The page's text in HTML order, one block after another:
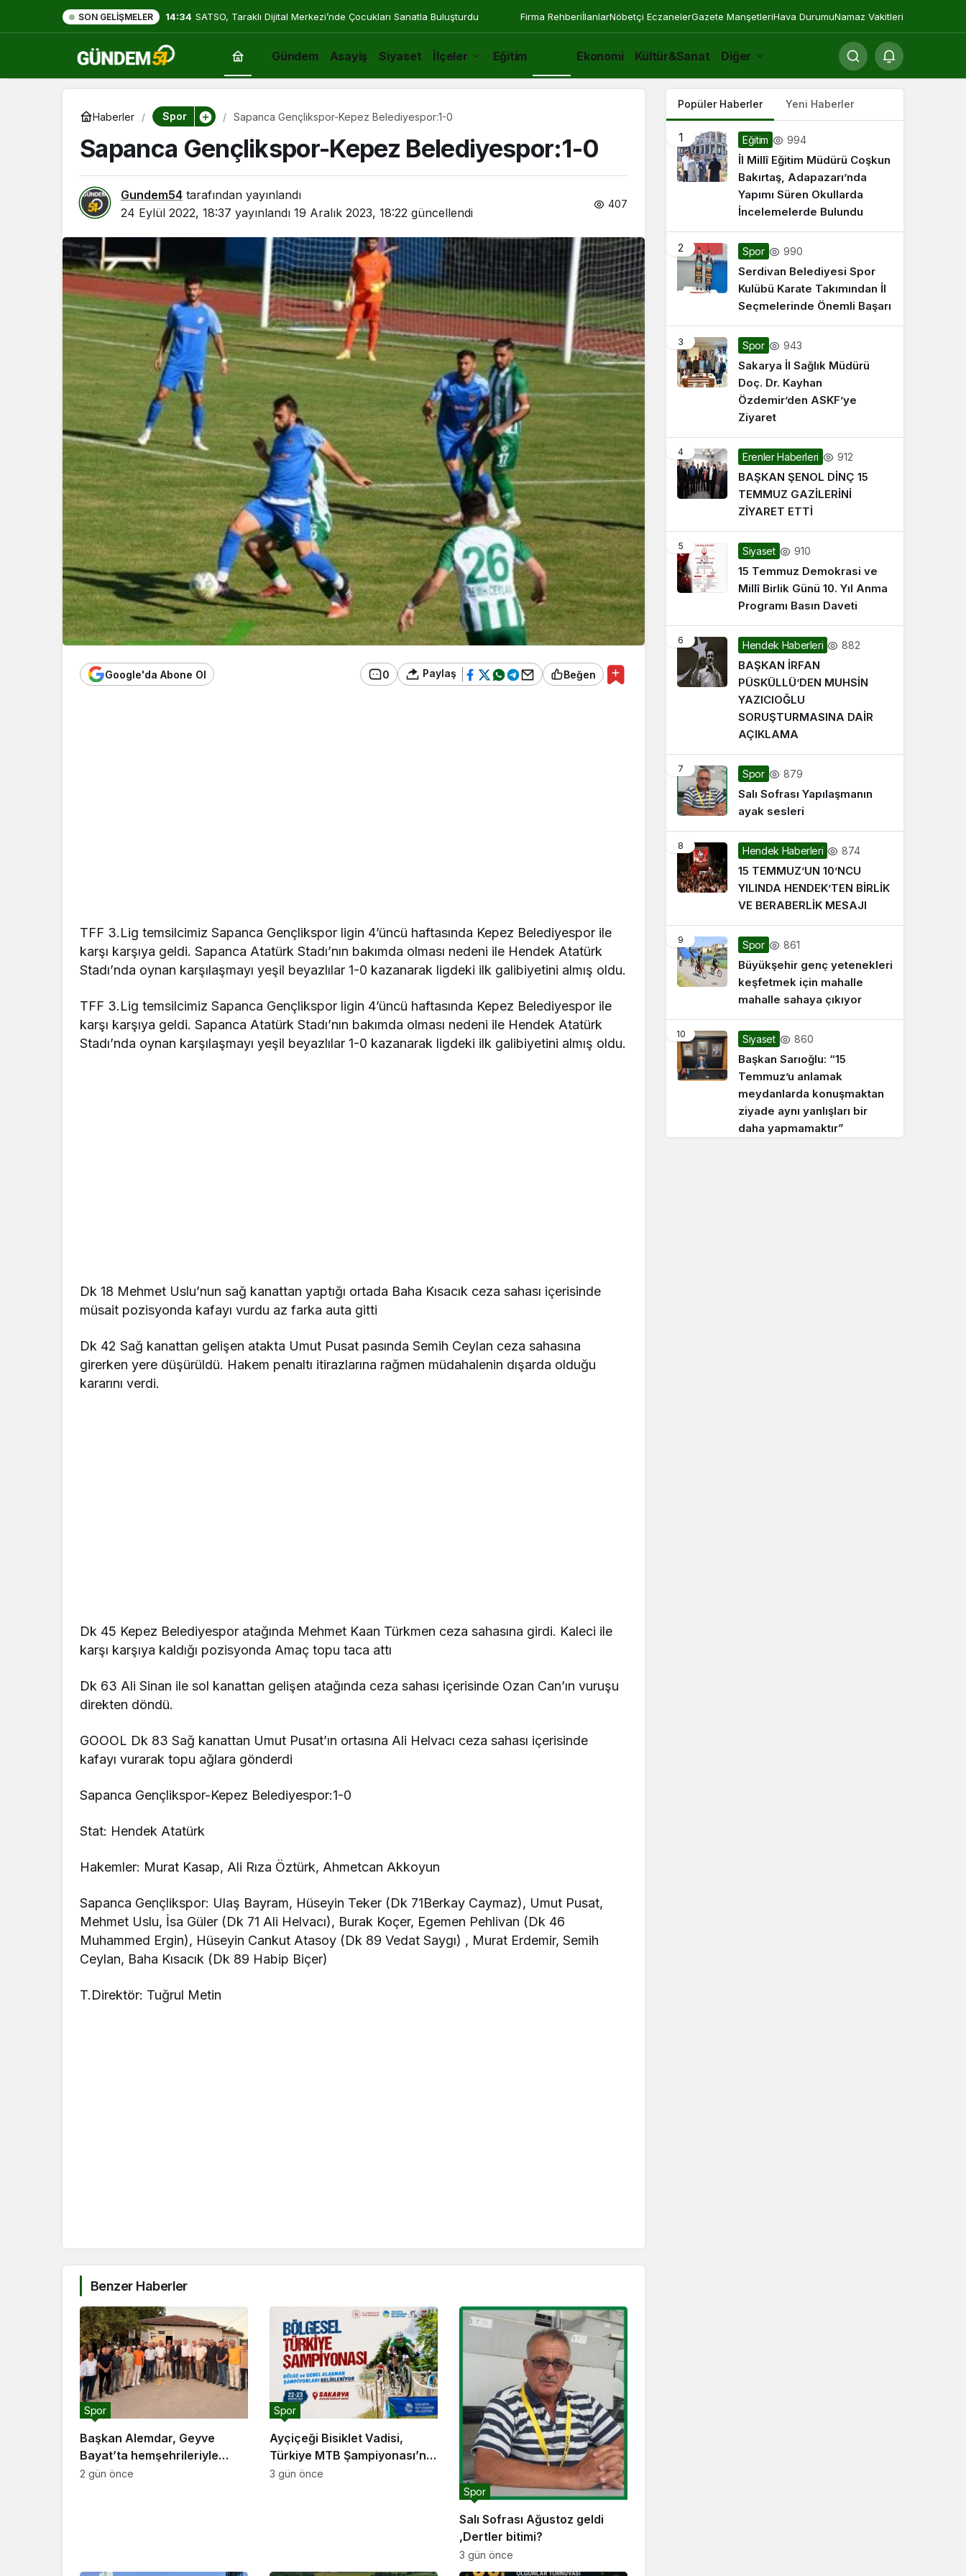
SON GELIŞMELER 14:34 SATSO, Taraklı Dijital Merkezi’nde Çocukları Sanatla Buluşturdu Firma RehberiİlanlarNöbetçi EczanelerGazete ManşetleriHava DurumuNamaz Vakitleri
Gündem Asayiş Siyaset İlçeler Eğitim Ekonomi Kültür&Sanat Diğer
Haberler Spor Sapanca Gençlikspor-Kepez Belediyespor:1-0
Sapanca Gençlikspor-Kepez Belediyespor:1-0
Gundem54 tarafından yayınlandı
24 Eylül 2022, 18:37 yayınlandı 19 Aralık 2023, 18:22 güncellendi
407
Google'da Abone Ol 0 Paylaş Beğen
TFF 3.Lig temsilcimiz Sapanca Gençlikspor ligin 4’üncü haftasında Kepez Belediyespor ile
karşı karşıya geldi. Sapanca Atatürk Stadı’nın bakımda olması nedeni ile Hendek Atatürk
Stadı’nda oynan karşılaşmayı yeşil beyazlılar 1-0 kazanarak ligdeki ilk galibiyetini almış oldu.
TFF 3.Lig temsilcimiz Sapanca Gençlikspor ligin 4’üncü haftasında Kepez Belediyespor ile
karşı karşıya geldi. Sapanca Atatürk Stadı’nın bakımda olması nedeni ile Hendek Atatürk
Stadı’nda oynan karşılaşmayı yeşil beyazlılar 1-0 kazanarak ligdeki ilk galibiyetini almış oldu.
Dk 18 Mehmet Uslu’nun sağ kanattan yaptığı ortada Baha Kısacık ceza sahası içerisinde
müsait pozisyonda kafayı vurdu az farka auta gitti
Dk 42 Sağ kanattan gelişen atakta Umut Pusat pasında Semih Ceylan ceza sahasına
girerken yere düşürüldü. Hakem penaltı itirazlarına rağmen müdahalenin dışarda olduğu
kararını verdi.
Dk 45 Kepez Belediyespor atağında Mehmet Kaan Türkmen ceza sahasına girdi. Kaleci ile
karşı karşıya kaldığı pozisyonda Amaç topu taca attı
Dk 63 Ali Sinan ile sol kanattan gelişen atağında ceza sahası içerisinde Ozan Can’ın vuruşu
direkten döndü.
GOOOL Dk 83 Sağ kanattan Umut Pusat’ın ortasına Ali Helvacı ceza sahası içerisinde
kafayı vurarak topu ağlara gönderdi
Sapanca Gençlikspor-Kepez Belediyespor:1-0
Stat: Hendek Atatürk
Hakemler: Murat Kasap, Ali Rıza Öztürk, Ahmetcan Akkoyun
Sapanca Gençlikspor: Ulaş Bayram, Hüseyin Teker (Dk 71Berkay Caymaz), Umut Pusat,
Mehmet Uslu, İsa Güler (Dk 71 Ali Helvacı), Burak Koçer, Egemen Pehlivan (Dk 46
Muhammed Ergin), Hüseyin Cankut Atasoy (Dk 89 Vedat Saygı) , Murat Erdemir, Semih
Ceylan, Baha Kısacık (Dk 89 Habip Biçer)
T.Direktör: Tuğrul Metin
Benzer Haberler
Başkan Alemdar, Geyve
Bayat’ta hemşehrileriyle
buluştu: “Gençlik ve spor
Spor
2 gün önce
Ayçiçeği Bisiklet Vadisi,
Türkiye MTB Şampiyonası’na
ev sahipliği yapacak
Spor
3 gün önce
Salı Sofrası Ağustoz geldi
,Dertler bitimi?
Spor
3 gün önce
Popüler Haberler Yeni Haberler
1 Eğitim 994
İl Millî Eğitim Müdürü Coşkun
Bakırtaş, Adapazarı’nda
Yapımı Süren Okullarda
İncelemelerde Bulundu
2 Spor 990
Serdivan Belediyesi Spor
Kulübü Karate Takımından İl
Seçmelerinde Önemli Başarı
3 Spor 943
Sakarya İl Sağlık Müdürü
Doç. Dr. Kayhan
Özdemir’den ASKF’ye
Ziyaret
4 Erenler Haberleri 912
BAŞKAN ŞENOL DİNÇ 15
TEMMUZ GAZİLERİNİ
ZİYARET ETTİ
5 Siyaset 910
15 Temmuz Demokrasi ve
Millî Birlik Günü 10. Yıl Anma
Programı Basın Daveti
6 Hendek Haberleri 882
BAŞKAN İRFAN
PÜSKÜLLÜ’DEN MUHSİN
YAZICIOĞLU
SORUŞTURMASINA DAİR
AÇIKLAMA
7 Spor 879
Salı Sofrası Yapılaşmanın
ayak sesleri
8 Hendek Haberleri 874
15 TEMMUZ’UN 10’NCU
YILINDA HENDEK’TEN BİRLİK
VE BERABERLİK MESAJI
9 Spor 861
Büyükşehir genç yetenekleri
keşfetmek için mahalle
mahalle sahaya çıkıyor
10 Siyaset 860
Başkan Sarıoğlu: “15
Temmuz’u anlamak
meydanlarda konuşmaktan
ziyade aynı yanlışları bir
daha yapmamaktır”